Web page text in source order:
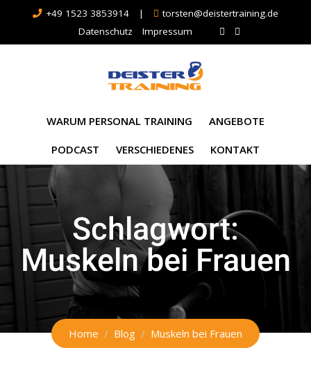
+49 1523 3853914 |
torsten@deistertraining.de
Datenschutz
Impressum
WARUM PERSONAL TRAINING ANGEBOTE
PODCAST VERSCHIEDENES KONTAKT
Schlagwort:
Muskeln bei Frauen
Home Blog Muskeln bei Frauen